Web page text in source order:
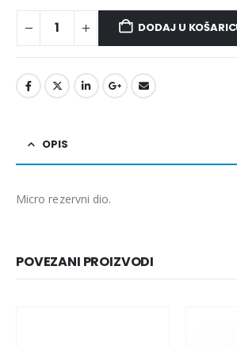
DODAJ U
OPIS
Micro rezervni dio.
POVEZANI PROIZVODI